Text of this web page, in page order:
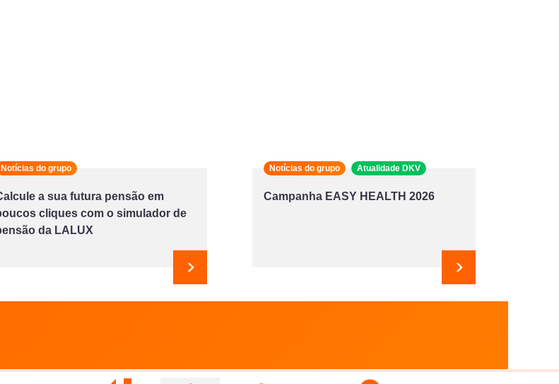
Notícias do grupo
a sua futura pensão em
cliques com o simulador de
da LALUX
Seguinte
Notícias do grupo Atualidade DKV
Campanha EASY HEALTH 2026
Seguinte